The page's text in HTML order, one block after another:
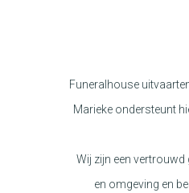
Funeralhouse
Marieke ondersteunt
Wij zijn een
en omgeving en